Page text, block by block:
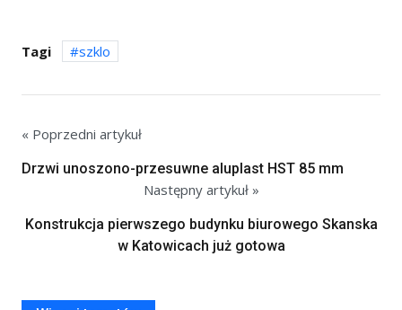
Tagi szklo
« Poprzedni artykuł
Drzwi unoszono-przesuwne aluplast HST 85 mm
Następny artykuł »
Konstrukcja pierwszego budynku biurowego Skanska
w Katowicach już gotowa